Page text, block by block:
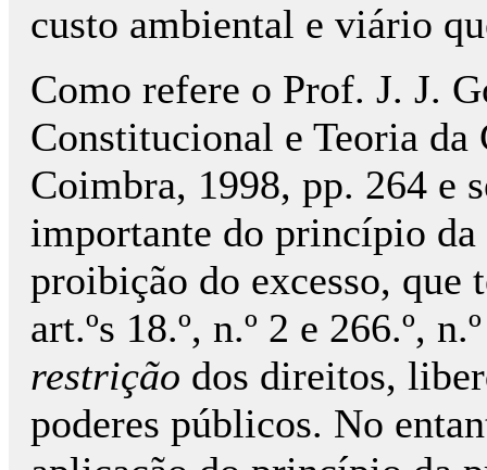
custo ambiental e viário
Como refere o Prof. J. J.
Constitucional e Teoria
Coimbra, 1998, pp. 264 e
importante do princípio
proibição do excesso, que
art.ºs 18.º, n.º 2 e 266.º,
restrição dos direitos,
poderes públicos. No